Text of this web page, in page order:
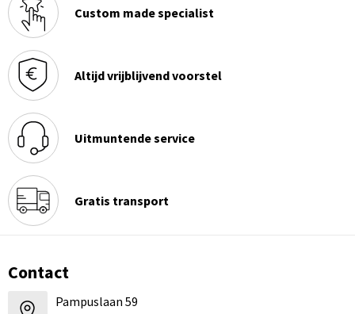
Custom made specialist
Altijd vrijblijvend voorstel
Uitmuntende service
Gratis transport
Contact
Pampuslaan 59